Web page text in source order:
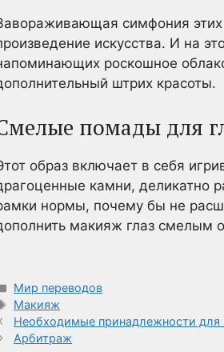
симфония
искусства. И на
роскошное
штрих красоты.
помады для
образ включает в себя
камни, деликатно
нормы, почему бы не
макияж глаз смелым
Рубрики
Мир переводов
Метки
Макияж
Необходимые принадлежности для
Арбитраж